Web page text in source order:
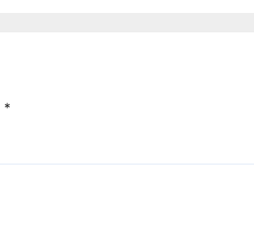
*